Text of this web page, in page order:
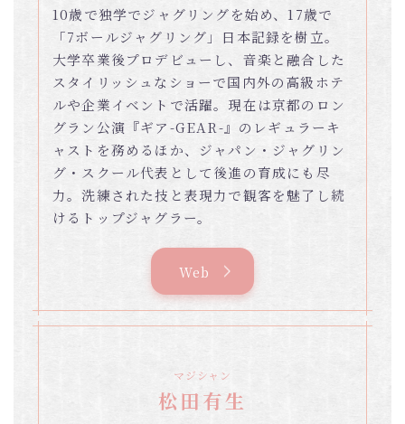
10歳で独学でジャグリングを始め、17歳で
「7ボールジャグリング」日本記録を樹立。
大学卒業後プロデビューし、音楽と融合した
スタイリッシュなショーで国内外の高級ホテ
ルや企業イベントで活躍。現在は京都のロン
グラン公演『ギア-GEAR-』のレギュラーキ
ャストを務めるほか、ジャパン・ジャグリン
グ・スクール代表として後進の育成にも尽
力。洗練された技と表現力で観客を魅了し続
けるトップジャグラー。
Web
マジシャン
松田有生